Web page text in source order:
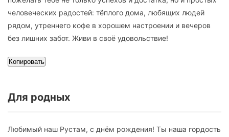
человеческих радостей: тёплого дома, любящих людей
рядом, утреннего кофе в хорошем настроении и вечеров
без лишних забот. Живи в своё удовольствие!
Копировать
Для родных
Любимый наш Рустам, с днём рождения! Ты наша гордость